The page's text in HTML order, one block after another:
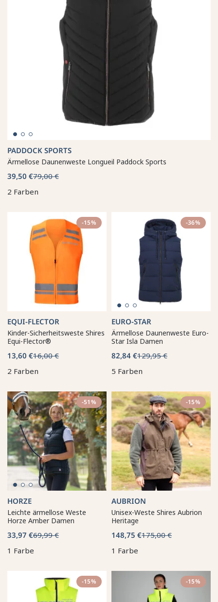
PADDOCK SPORTS
Ärmellose Daunenweste Longueil Paddock Sports
39,50 €79,00 €
2 Farben
-15%
EQUI-FLECTOR
Kinder-Sicherheitsweste Shires
Equi-Flector®
13,60 €16,00 €
2 Farben
-36%
EURO-STAR
Ärmellose Daunenweste Euro-
Star Isla Damen
82,84 €129,95 €
5 Farben
-51%
HORZE
Leichte ärmellose Weste
Horze Amber Damen
33,97 €69,99 €
1 Farbe
-15%
AUBRION
Unisex-Weste Shires Aubrion
Heritage
148,75 €175,00 €
1 Farbe
-15% -15%